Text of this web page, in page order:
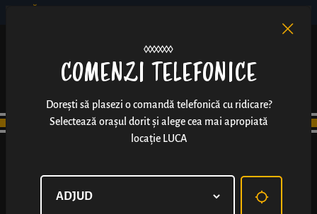
COMENZI TELEFONICE
Dorești să plasezi o comandă telefonică cu ridicare?
Selectează orașul dorit și alege cea mai apropiată
locație LUCA